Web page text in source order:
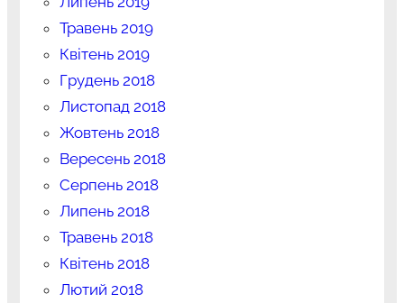
Травень 2019
Квітень 2019
Грудень 2018
Листопад 2018
Жовтень 2018
Вересень 2018
Серпень 2018
Липень 2018
Травень 2018
Квітень 2018
Лютий 2018